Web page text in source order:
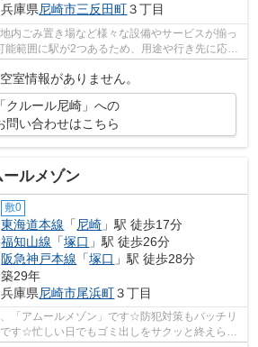
兵庫県尼崎市三反田町３丁目
内ごみ置き場など様々な設備やサービスが揃っ
能範囲に駅が2つあるため、用途や行き先に応じ
5年築の物...
室情報がありません。
「クルール尼崎」への
問い合わせはこちら
ールメゾン
敷0
東海道本線 「尼崎 」駅 徒歩17分
福知山線 「塚口 」駅 徒歩26分
阪急神戸本線 「塚口 」駅 徒歩28分
築29年
兵庫県尼崎市尾浜町３丁目
「アムールメゾン」です☆防犯対策もバッチリ
す☆忙しい日でもゴミ出しをサクッと終えられ